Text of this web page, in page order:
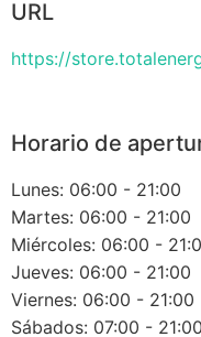
URL
https://
Horario de
Lunes: 06:00 - 21:00
Martes: 06:00 - 21:00
Miércoles: 06:00 -
Jueves: 06:00 - 21:00
Viernes: 06:00 - 21:00
Sábados: 07:00 - 21:00